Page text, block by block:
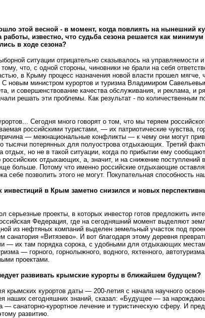
этой весной - в момент, когда повлиять на нынешний
известно, что судьба сезона решается как
в ходе сезона?
ситуации отрицательно сказывалось на управляемости
что, с одной стороны, чиновники не брали на себя
в Крыму процесс назначения новой власти прошел мягче,
С новым министром курортов и туризма Владимиром
и совершенствование качества обслуживания, и реклама, и
решать эти проблемы. Как результат - по количественным
Сегодня много говорят о том, что мы теряем
российскими туристами, — их патриотические чувства,
— межнациональные конфликты — к чему они могут
потерянных для полуострова отдыхающих. Третий
отдых, но не в такой ситуации, когда по прибытии ему
отдыхающих, а, значит, и на снижение
больше. Потому что именно российские отдыхающие
позволить этого не могут. Покупательная способность
в Крым заметно снизился и новых
проекты, в которых инвестор готов предложить
Федерация, где на сегодняшний момент выделяют
из нефтяных компаний выделен земельный участок под
«Витязево». И вот благодаря этому деревня
— их там порядка сорока, с удобными для отдыхающих
— горного, горнолыжного, водного, яхтенного,
проектами.
развивать крымские курорты в ближайшем будущем?
курортов даты — 200-летия с начала научного
наших сегодняшних знаний, сказал: «Будущее — за
санаторно-курортное лечение и туристическую сферу. И
развитию.